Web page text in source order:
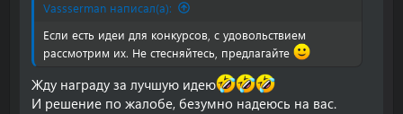
Vassserman написал(а):
Если есть идеи для конкурсов, с удовольствием
рассмотрим их. Не стесняйтесь, предлагайте
Жду награду за лучшую идею
И решение по жалобе, безумно надеюсь на вас.